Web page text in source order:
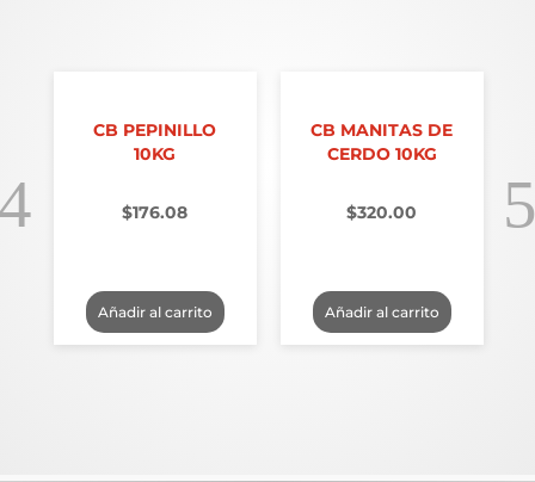
CB PEPINILLO
10KG
$176.08
Añadir al carrito
CB MANITAS DE
CERDO 10KG
$320.00
Añadir al carrito